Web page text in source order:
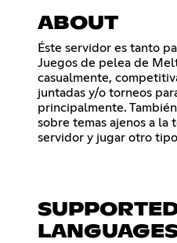
ABOUT
Éste servidor es tanto
Juegos de pelea de
casualmente,
juntadas y/o torneos
principalmente.
sobre temas ajenos a
servidor y jugar otro